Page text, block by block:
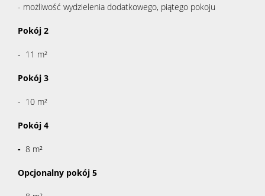
- możliwość wydzielenia dodatkowego, piątego pokoju
Pokój 2
- 11 m²
Pokój 3
- 10 m²
Pokój 4
- 8 m²
Opcjonalny pokój 5